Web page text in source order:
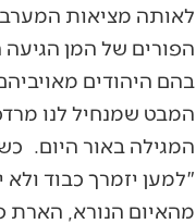
לאותה מציאות
הפורים של המן
בהם היהודים
המבט שמנחיל לנו
המגילה באור היום.
"למען יזמרך כבוד
מהאיום הנורא, הארת